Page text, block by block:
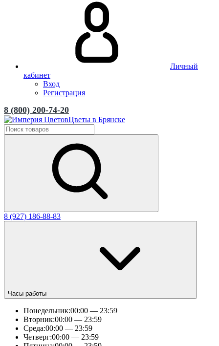
Личный
кабинет
Вход
Регистрация
8 (800) 200-74-20
Цветы в Брянске
8 (927) 186-88-83
Часы работы
Понедельник:00:00 — 23:59
Вторник:00:00 — 23:59
Среда:00:00 — 23:59
Четверг:00:00 — 23:59